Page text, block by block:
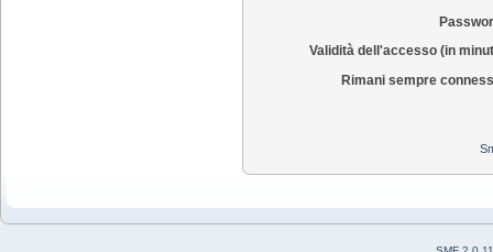
Validità dell'accesso (in
Rimani sempre